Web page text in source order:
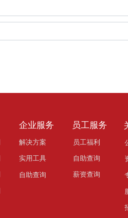
员工福利
自助查询
薪资查询
企业服务
解决方案
实用工具
自助查询
员工服务